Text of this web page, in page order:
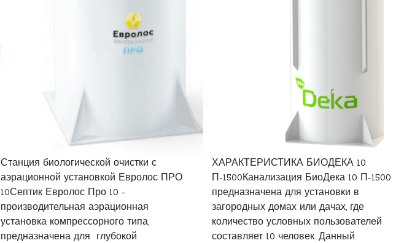
Станция биологической очистки с
аэрационной установкой Евролос ПРО
10Септик Евролос Про 10 -
производительная аэрационная
установка компрессорного типа,
предназначена для глубокой
ХАРАКТЕРИСТИКА БИОДЕКА 10
П-1500Канализация БиоДека 10 П-1500
предназначена для установки в
загородных домах или дачах, где
количество условных пользователей
составляет 10 человек. Данный